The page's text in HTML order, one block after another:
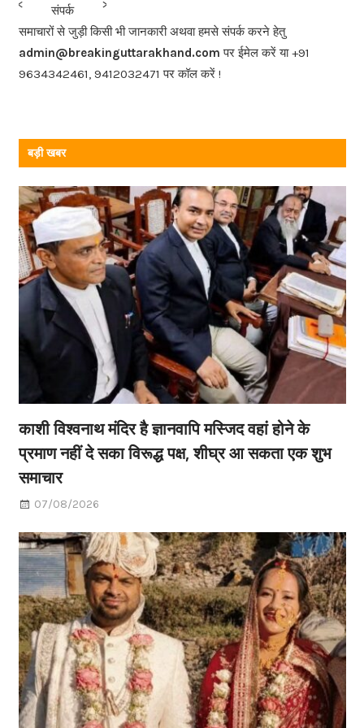
o
o
k
<<< संपर्क
>>>
समाचारों से जुड़ी किसी भी जानकारी अथवा हमसे संपर्क करने हेतु
admin@breakinguttarakhand.com पर ईमेल करें या +91
9634342461, 9412032471 पर कॉल करें !
बड़ी खबर
काशी विश्वनाथ मंदिर है ज्ञानवापि मस्जिद वहां होने के
प्रमाण नहीं दे सका विरूद्ध पक्ष, शीघ्र आ सकता एक शुभ
समाचार
07/08/2026